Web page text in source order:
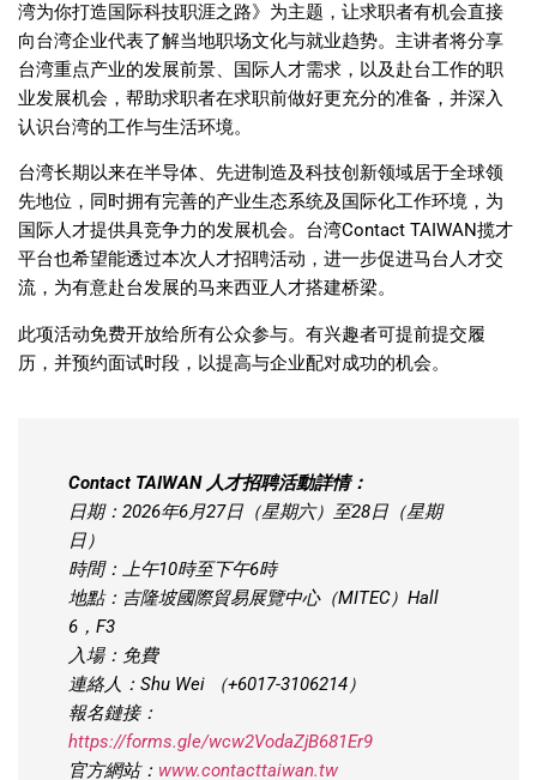
湾为你打造国际科技职涯之路》为主题，让求职者有机会直接
向台湾企业代表了解当地职场文化与就业趋势。主讲者将分享
台湾重点产业的发展前景、国际人才需求，以及赴台工作的职
业发展机会，帮助求职者在求职前做好更充分的准备，并深入
认识台湾的工作与生活环境。
台湾长期以来在半导体、先进制造及科技创新领域居于全球领
先地位，同时拥有完善的产业生态系统及国际化工作环境，为
国际人才提供具竞争力的发展机会。台湾Contact TAIWAN揽才
平台也希望能透过本次人才招聘活动，进一步促进马台人才交
流，为有意赴台发展的马来西亚人才搭建桥梁。
此项活动免费开放给所有公众参与。有兴趣者可提前提交履
历，并预约面试时段，以提高与企业配对成功的机会。
Contact TAIWAN 人才招聘活動詳情：
日期：2026年6月27日（星期六）至28日（星期
日）
時間：上午10時至下午6時
地點：吉隆坡國際貿易展覽中心（MITEC）Hall
6，F3
入場：免費
連絡人：Shu Wei （+6017-3106214）
報名鏈接：
https://forms.gle/wcw2VodaZjB681Er9
官方網站： www.contacttaiwan.tw